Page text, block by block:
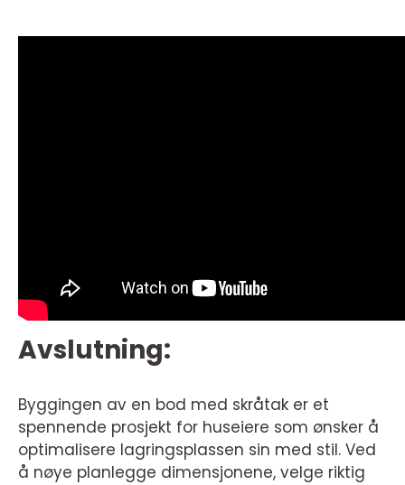
Avslutning:
Byggingen av en bod med skråtak er et
spennende prosjekt for huseiere som ønsker å
optimalisere lagringsplassen sin med stil. Ved
å nøye planlegge dimensjonene, velge riktig